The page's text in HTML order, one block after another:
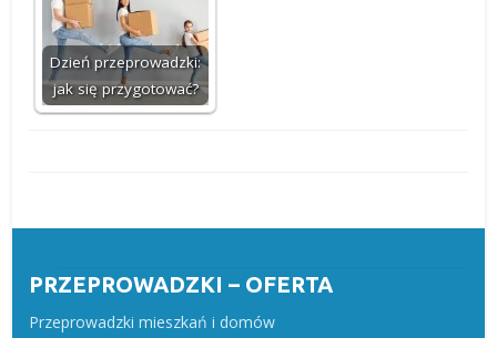
Dzień przeprowadzki:
jak się przygotować?
PRZEPROWADZKI – OFERTA
Przeprowadzki mieszkań i domów